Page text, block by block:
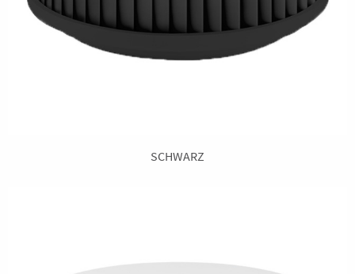
SCHWARZ